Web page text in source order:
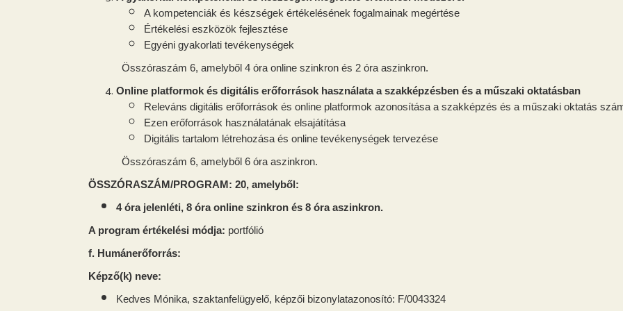
A kompetenciák és készségek értékelésének fogalmainak megértése
Értékelési eszközök fejlesztése
Egyéni gyakorlati tevékenységek
Összóraszám 6, amelyből 4 óra online szinkron és 2 óra aszinkron.
Online platformok és digitális erőforrások használata a szakképzésben és a műszaki oktatásban
Releváns digitális erőforrások és online platformok azonosítása a szakképzés és a műszaki oktatás
Ezen erőforrások használatának elsajátítása
Digitális tartalom létrehozása és online tevékenységek tervezése
Összóraszám 6, amelyből 6 óra aszinkron.
ÖSSZÓRASZÁM/PROGRAM: 20, amelyből:
4 óra jelenléti, 8 óra online szinkron és 8 óra aszinkron.
A program értékelési módja: portfólió
f. Humánerőforrás:
Képző(k) neve:
Kedves Mónika, szaktanfelügyelő, képzői bizonylatazonosító: F/0043324